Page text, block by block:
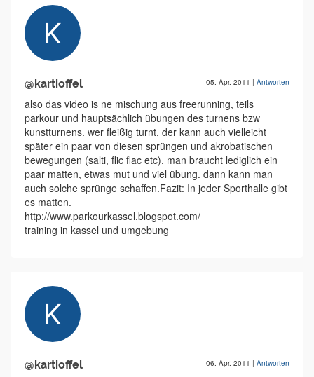
@kartioffel 05. Apr. 2011 | Antworten
also das video is ne mischung aus freerunning, teils
parkour und hauptsächlich übungen des turnens bzw
kunstturnens. wer fleißig turnt, der kann auch vielleicht
später ein paar von diesen sprüngen und akrobatischen
bewegungen (salti, flic flac etc). man braucht lediglich ein
paar matten, etwas mut und viel übung. dann kann man
auch solche sprünge schaffen.Fazit: In jeder Sporthalle gibt
es matten.
http://www.parkourkassel.blogspot.com/
training in kassel und umgebung
@kartioffel 06. Apr. 2011 | Antworten